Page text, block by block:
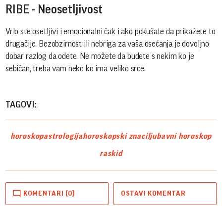
RIBE - Neosetljivost
Vrlo ste osetljivi i emocionalni čak i ako pokušate da prikažete to
drugačije. Bezobzirnost ili nebriga za vaša osećanja je dovoljno
dobar razlog da odete. Ne možete da budete s nekim ko je
sebičan, treba vam neko ko ima veliko srce.
TAGOVI:
horoskopastrologijahoroskopski znaciljubavni horoskop
raskid
KOMENTARI (0) OSTAVI KOMENTAR